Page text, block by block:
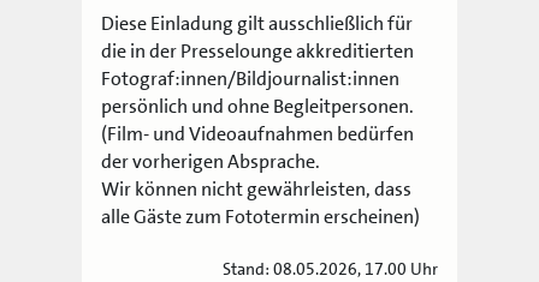
Diese Einladung gilt ausschließlich für
die in der Presselounge akkreditierten
Fotograf:innen/Bildjournalist:innen
persönlich und ohne Begleitpersonen.
(Film- und Videoaufnahmen bedürfen
der vorherigen Absprache.
Wir können nicht gewährleisten, dass
alle Gäste zum Fototermin erscheinen)
Stand: 08.05.2026, 17.00 Uhr